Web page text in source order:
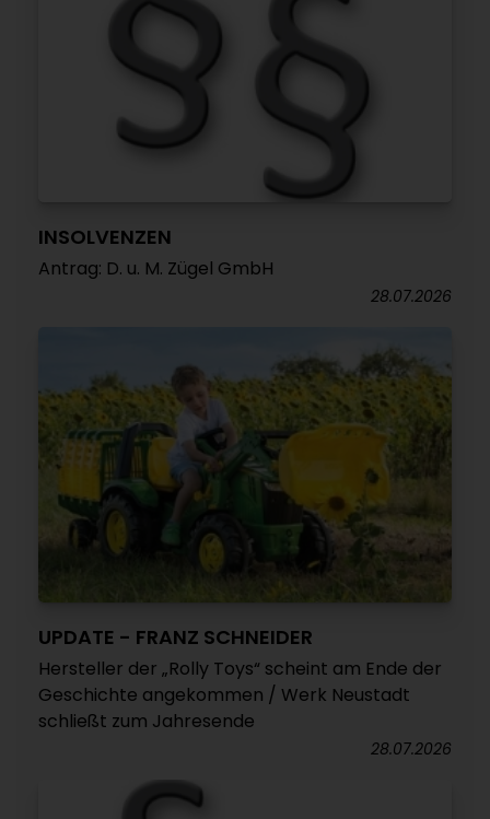
INSOLVENZEN
Antrag: D. u. M. Zügel GmbH
28.07.2026
UPDATE - FRANZ SCHNEIDER
Hersteller der „Rolly Toys“ scheint am Ende der
Geschichte angekommen / Werk Neustadt
schließt zum Jahresende
28.07.2026